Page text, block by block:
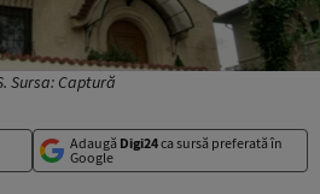
Sursa: Captură
Adaugă Digi24ca sursă preferată în
Google